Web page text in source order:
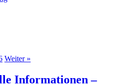
Weiter »
Informationen –